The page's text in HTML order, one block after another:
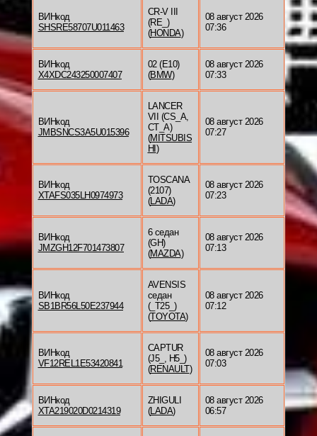
ВИНкод
SHSRE58707U011463
CR-V III
(RE_)
(HONDA)
08 август 2026
07:36
ВИНкод
X4XDC243250007407
02 (E10)
(BMW)
08 август 2026
07:33
ВИНкод
JMBSNCS3A5U015396
LANCER
VII (CS_A,
CT_A)
(MITSUBIS
HI )
08 август 2026
07:27
ВИНкод
XTAFS035LH0974973
TOSCANA
(2107)
(LADA)
08 август 2026
07:23
ВИНкод
JMZGH12F701473807
6 седан
(GH)
(MAZDA)
08 август 2026
07:13
ВИНкод
SB1BR56L50E237944
AVENSIS
седан
(_T25_)
(TOYOTA)
08 август 2026
07:12
ВИНкод
VF12REL1E53420841
CAPTUR
(J5_, H5_)
(RENAULT)
08 август 2026
07:03
ВИНкод
XTA219020D0214319
ZHIGULI
(LADA)
08 август 2026
06:57